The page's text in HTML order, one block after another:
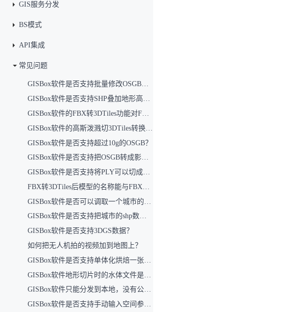
GIS服务分发
BS模式
API集成
常见问题
GISBox软件是否支持批量修改OSGB数据中的反面问题？
GISBox软件是否支持SHP叠加地形高度（即结合DEM文件，使建筑SHP在切片时融入地形高度，并在前端地形数据上呈现）？
GISBox软件的FBX转3DTiles功能对FBX文件大小是否有上限限制？目前支持的最大文件容量是多少？
GISBox软件的高斯泼溅切3DTiles转换功能对文件大小有何限制？
GISBox软件是否支持超过10g的OSGB？
GISBox软件是否支持把OSGB转成影像切片？
GISBox软件是否支持将PLY可以切成3DTiles再反切成OSGB？
GISBox软件是否支持把城市的shp数据批量转换成3DTiles？
GISBox软件是否支持3DGS数据？
如何把无人机拍的视频加到地图上？
GISBox软件是否支持单体化烘焙一张贴图上吗？（将这一张图所涉及模型导出成一个模型）
GISBox软件地形切片时的水体文件是什么文件？
GISBox软件只能分发到本地，没有公共云吗？
GISBox软件是否支持手动输入空间参考？